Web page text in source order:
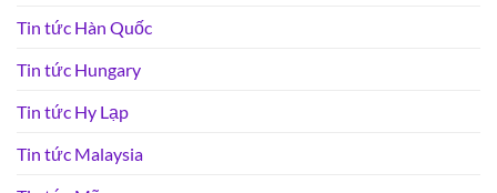
Tin tức Hàn Quốc
Tin tức Hungary
Tin tức Hy Lạp
Tin tức Malaysia